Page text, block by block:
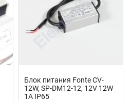
Блок питания Fonte CV-
12W, SP-DM12-12, 12V 12W
1A IP65